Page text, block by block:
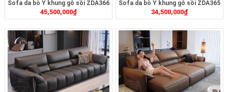
Sofa da bò Ý khung gỗ sồi ZDA366
45,500,000₫
Sofa da bò Ý khung gỗ sồi ZDA365
34,500,000₫